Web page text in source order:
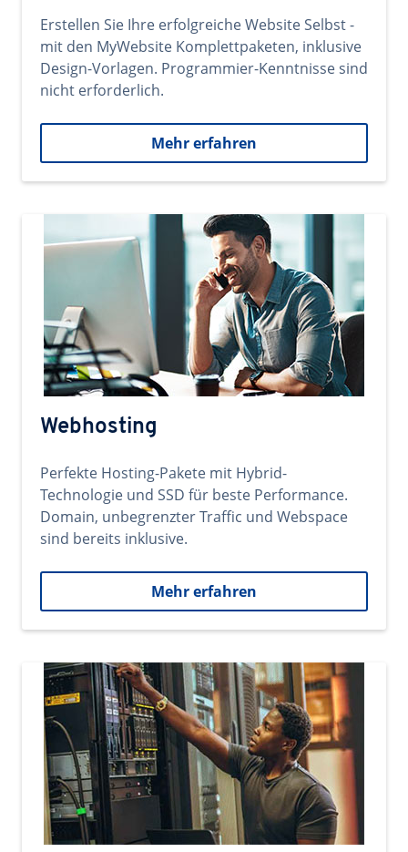
Erstellen Sie Ihre erfolgreiche Website Selbst -
mit den MyWebsite Komplettpaketen, inklusive
Design-Vorlagen. Programmier-Kenntnisse sind
nicht erforderlich.
Mehr erfahren
Webhosting
Perfekte Hosting-Pakete mit Hybrid-
Technologie und SSD für beste Performance.
Domain, unbegrenzter Traffic und Webspace
sind bereits inklusive.
Mehr erfahren